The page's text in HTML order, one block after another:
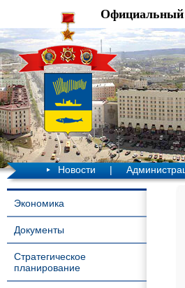
Официальный
Новости |
Экономика
Документы
Стратегическое
планирование